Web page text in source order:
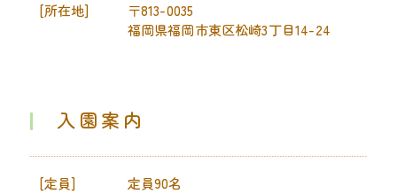
[所在地]
〒813-0035
福岡県福岡市東区松崎3丁目14-24
入園案内
[定員] 定員90名